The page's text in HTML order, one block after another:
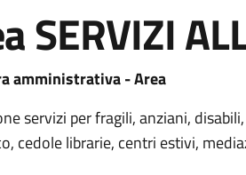
SERVIZI
amministrativa - Area
servizi per fragili, anziani,
cedole librarie, centri estivi,